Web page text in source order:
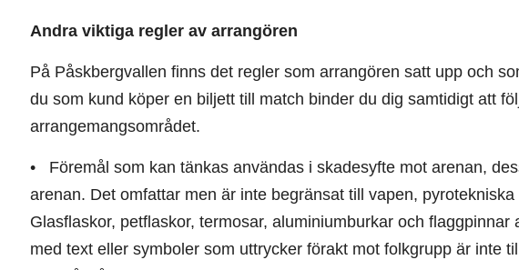
Andra viktiga regler av arrangören
På Påskbergvallen finns det regler som arrangören satt upp och
du som kund köper en biljett till match binder du dig samtidigt att
arrangemangsområdet.
• Föremål som kan tänkas användas i skadesyfte mot arenan,
arenan. Det omfattar men är inte begränsat till vapen,
Glasflaskor, petflaskor, termosar, aluminiumburkar och
med text eller symboler som uttrycker förakt mot folkgrupp är inte